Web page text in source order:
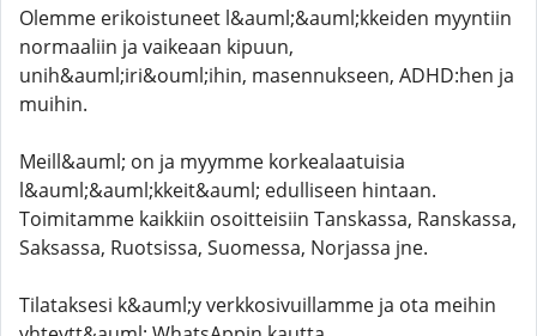
Olemme erikoistuneet l&auml;&auml;kkeiden myyntiin
normaaliin ja vaikeaan kipuun,
unih&auml;iri&ouml;ihin, masennukseen, ADHD:hen ja
muihin.
Meill&auml; on ja myymme korkealaatuisia
l&auml;&auml;kkeit&auml; edulliseen hintaan.
Toimitamme kaikkiin osoitteisiin Tanskassa, Ranskassa,
Saksassa, Ruotsissa, Suomessa, Norjassa jne.
Tilataksesi k&auml;y verkkosivuillamme ja ota meihin